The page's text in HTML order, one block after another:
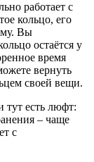
работает с
кольцо, его
Вы
остаётся у
время
вернуть
своей вещи.
тут есть люфт:
– чаще
с